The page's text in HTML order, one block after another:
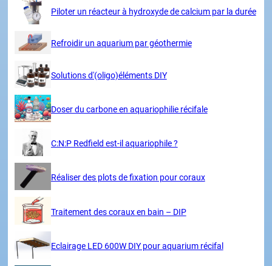
Piloter un réacteur à hydroxyde de calcium par la durée
Refroidir un aquarium par géothermie
Solutions d'(oligo)éléments DIY
Doser du carbone en aquariophilie récifale
C:N:P Redfield est-il aquariophile ?
Réaliser des plots de fixation pour coraux
Traitement des coraux en bain – DIP
Eclairage LED 600W DIY pour aquarium récifal